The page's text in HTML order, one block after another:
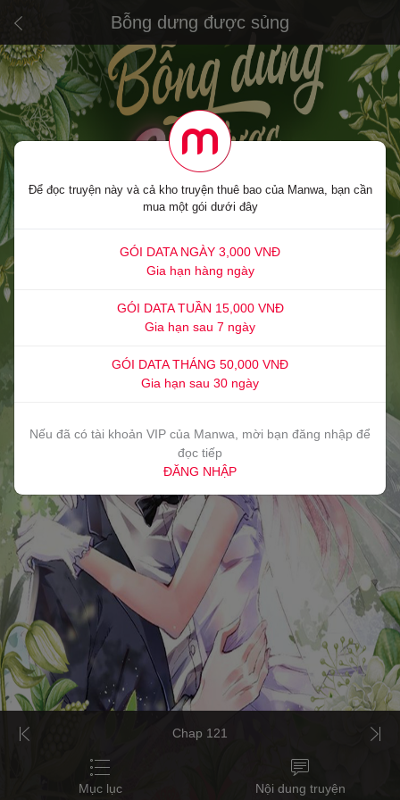
Bỗng dưng được sủng
Chap 121
Mục lục Nội dung truyện
Để đọc truyện này và cả kho truyện thuê bao của Manwa, bạn cần
mua một gói dưới đây
GÓI DATA NGÀY 3,000 VNĐ
Gia hạn hàng ngày
GÓI DATA TUẦN 15,000 VNĐ
Gia hạn sau 7 ngày
GÓI DATA THÁNG 50,000 VNĐ
Gia hạn sau 30 ngày
Nếu đã có tài khoản VIP của Manwa, mời bạn đăng nhập để
đọc tiếp
ĐĂNG NHẬP